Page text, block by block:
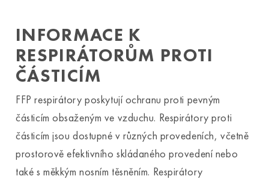
INFORMACE K
RESPIRÁTORŮM PROTI
ČÁSTICÍM
FFP respirátory poskytují ochranu proti pevným
částicím obsaženým ve vzduchu. Respirátory proti
částicím jsou dostupné v různých provedeních, včetně
prostorově efektivního skládaného provedení nebo
také s měkkým nosním těsněním. Respirátory